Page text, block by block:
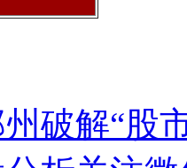
破解“股